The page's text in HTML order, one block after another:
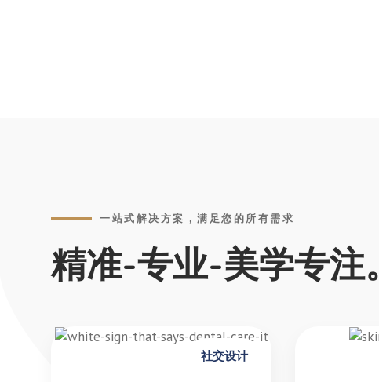
一站式解决方案，满足您的所有需求
精准-专业-美学专注。
社交设计